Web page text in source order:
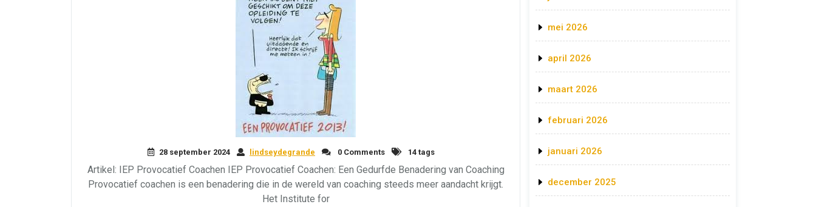
28 september 2024 lindseydegrande 0 Comments 14 tags
Artikel: IEP Provocatief Coachen IEP Provocatief Coachen: Een Gedurfde Benadering van Coaching
Provocatief coachen is een benadering die in de wereld van coaching steeds meer aandacht krijgt.
Het Institute for
mei 2026
april 2026
maart 2026
februari 2026
januari 2026
december 2025